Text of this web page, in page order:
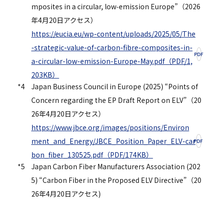
mposites in a circular, low‑emission Europe”（2026
年4月20日アクセス）
https://eucia.eu/wp-content/uploads/2025/05/The
-strategic-value-of-carbon-fibre-composites-in-
a-circular-low-emission-Europe-May.pdf（PDF/1,
203KB）
*4
Japan Business Council in Europe (2025) “Points of
Concern regarding the EP Draft Report on ELV”（20
26年4月20日アクセス）
https://www.jbce.org/images/positions/Environ
ment_and_Energy/JBCE_Position_Paper_ELV-car
bon_fiber_130525.pdf（PDF/174KB）
*5
Japan Carbon Fiber Manufacturers Association (202
5) “Carbon Fiber in the Proposed ELV Directive”（20
26年4月20日アクセス)